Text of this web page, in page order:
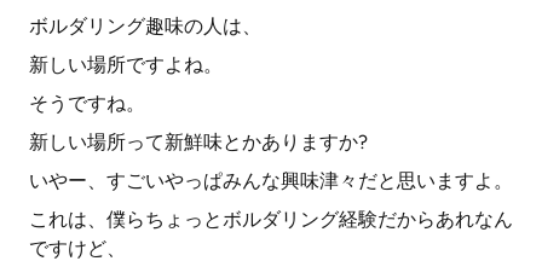
ボルダリング趣味の人は、
新しい場所ですよね。
そうですね。
新しい場所って新鮮味とかありますか?
いやー、すごいやっぱみんな興味津々だと思いますよ。
これは、僕らちょっとボルダリング経験だからあれなん
ですけど、